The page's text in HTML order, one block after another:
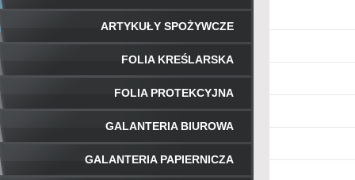
ARTYKUŁY SPOŻYWCZE
FOLIA KREŚLARSKA
FOLIA PROTEKCYJNA
GALANTERIA BIUROWA
GALANTERIA PAPIERNICZA